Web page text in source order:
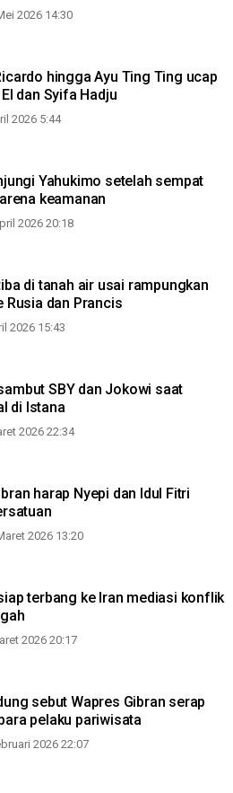
2026 14:30
hingga Ayu Ting Ting ucap
dan Syifa Hadju
2026 5:44
Yahukimo setelah sempat
keamanan
2026 20:18
di tanah air usai rampungkan
Rusia dan Prancis
2026 15:43
SBY dan Jokowi saat
di Istana
2026 22:34
harap Nyepi dan Idul Fitri
2026 13:20
terbang ke Iran mediasi konflik
2026 20:17
sebut Wapres Gibran serap
pelaku pariwisata
2026 22:07